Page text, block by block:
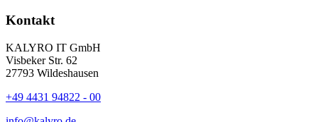
Kontakt
KALYRO IT GmbH
Visbeker Str. 62
27793 Wildeshausen
+49 4431 94822 - 00